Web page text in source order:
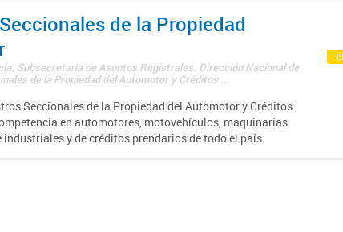
de la Propiedad
Subsecretaría de Asuntos Registrales. Dirección Nacional de
de la Propiedad del Automotor y Créditos ...
Seccionales de la Propiedad del Automotor y Créditos
en automotores, motovehículos, maquinarias
y de créditos prendarios de todo el país.